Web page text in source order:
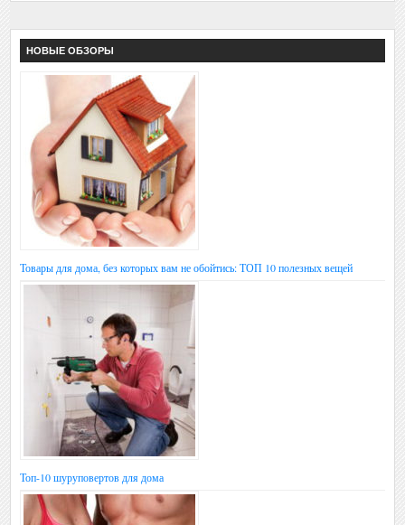
НОВЫЕ ОБЗОРЫ
Товары для дома, без которых вам не обойтись: ТОП 10 полезных вещей
Топ-10 шуруповертов для дома